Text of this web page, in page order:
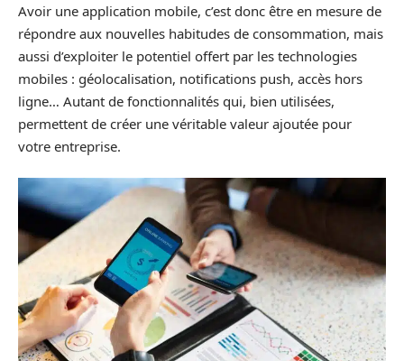
Avoir une application mobile, c’est donc être en mesure de
répondre aux nouvelles habitudes de consommation, mais
aussi d’exploiter le potentiel offert par les technologies
mobiles : géolocalisation, notifications push, accès hors
ligne… Autant de fonctionnalités qui, bien utilisées,
permettent de créer une véritable valeur ajoutée pour
votre entreprise.